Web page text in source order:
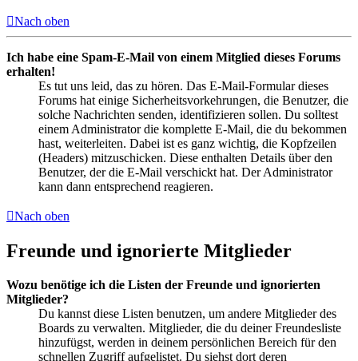
Nach oben
Ich habe eine Spam-E-Mail von einem Mitglied dieses Forums
erhalten!
Es tut uns leid, das zu hören. Das E-Mail-Formular dieses
Forums hat einige Sicherheitsvorkehrungen, die Benutzer, die
solche Nachrichten senden, identifizieren sollen. Du solltest
einem Administrator die komplette E-Mail, die du bekommen
hast, weiterleiten. Dabei ist es ganz wichtig, die Kopfzeilen
(Headers) mitzuschicken. Diese enthalten Details über den
Benutzer, der die E-Mail verschickt hat. Der Administrator
kann dann entsprechend reagieren.
Nach oben
Freunde und ignorierte Mitglieder
Wozu benötige ich die Listen der Freunde und ignorierten
Mitglieder?
Du kannst diese Listen benutzen, um andere Mitglieder des
Boards zu verwalten. Mitglieder, die du deiner Freundesliste
hinzufügst, werden in deinem persönlichen Bereich für den
schnellen Zugriff aufgelistet. Du siehst dort deren